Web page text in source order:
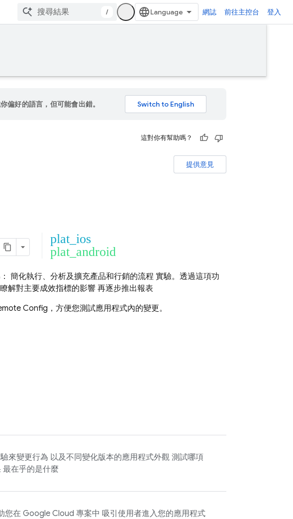
/ 網誌 前往主控台 登入
偏好的語言，但可能會出錯。
這對你有幫助嗎？
提供意見
plat_ios
plat_android
簡化執行、分析及擴充產品和行銷的流程 實驗。透過這項功
解對主要成效指標的影響 再逐步推出報表
Config ，方便您測試應用程式內的變更。
來變更行為 以及不同變化版本的應用程式外觀 測試哪項
在乎的是什麼
您在 Google Cloud 專案中 吸引使用者進入您的應用程式